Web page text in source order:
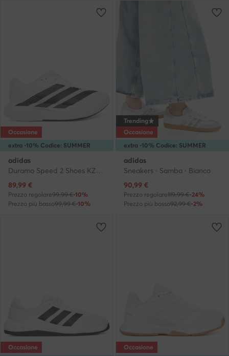
extra -10% Codice: SUMMER
Occasione
adidas
Duramo Speed 2 Shoes KZ8978 · Scarpe running
Prezzo attuale
89,99 €
Prezzo regolare99,99 €-10%
Prezzo più basso99,99 €-10%
extra -10% Codice: SUMMER
Trending
Occasione
adidas
Sneakers · Samba · Bianco
Prezzo attuale
90,99 €
Prezzo regolare119,99 €-24%
Prezzo più basso92,99 €-2%
Occasione Occasione